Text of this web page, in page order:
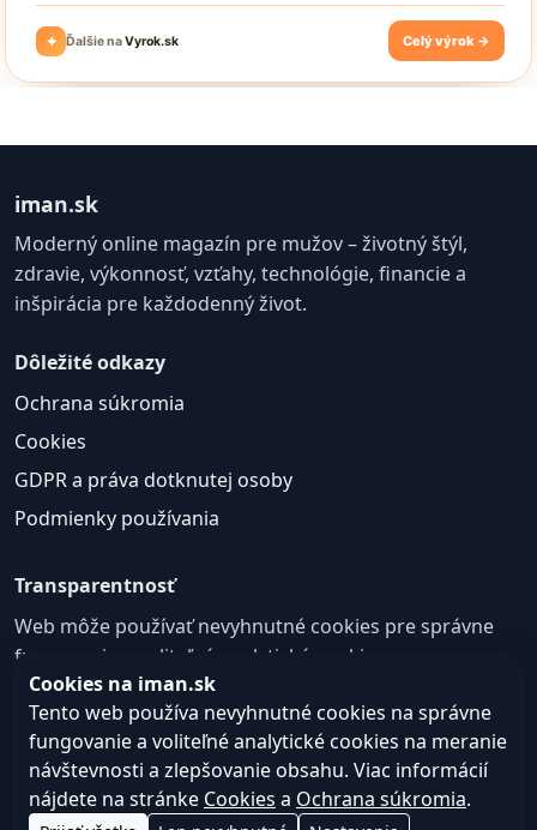
iman.sk
Moderný online magazín pre mužov – životný štýl,
zdravie, výkonnosť, vzťahy, technológie, financie a
inšpirácia pre každodenný život.
Dôležité odkazy
Ochrana súkromia
Cookies
GDPR a práva dotknutej osoby
Podmienky používania
Transparentnosť
Web môže používať nevyhnutné cookies pre správne
fungovanie a voliteľné analytické cookies na
zlepšovanie obsahu a používateľskej skúsenosti.
Nastavenie cookies
© 2026
Web design, tvorba webu a SEO –Consultee,
Cookies na iman.sk
Tento web používa nevyhnutné cookies na správne
fungovanie a voliteľné analytické cookies na meranie
návštevnosti a zlepšovanie obsahu. Viac informácií
nájdete na stránke Cookies a Ochrana súkromia.